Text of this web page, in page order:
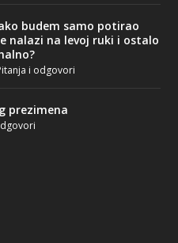
budem samo potirao
nalazi na levoj ruki i ostalo
i odgovori
prezimena